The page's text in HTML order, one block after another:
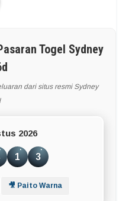
Togel Sydney
dari situs resmi Sydney
2026
1 3
🎥 Paito Warna